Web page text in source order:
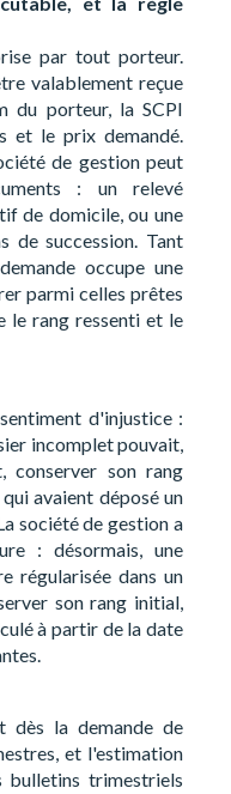
par tout porteur.
valablement reçue
du porteur, la SCPI
et le prix demandé.
de gestion peut
: un relevé
de domicile, ou une
de succession. Tant
occupe une
parmi celles prêtes
le rang ressenti et le
d'injustice :
incomplet pouvait,
conserver son rang
avaient déposé un
société de gestion a
: désormais, une
régularisée dans un
son rang initial,
à partir de la date
dès la demande de
et l'estimation
bulletins trimestriels